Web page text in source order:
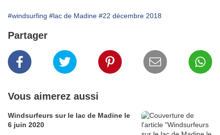
#windsurfing #lac de Madine #22 décembre 2018
Partager
Vous aimerez aussi
Windsurfeurs sur le lac de Madine le
6 juin 2020